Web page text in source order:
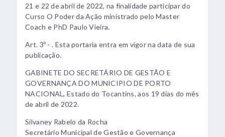
21 e 22 de abril de 2022, na finalidade participar do
Curso O Poder da Ação ministrado pelo Master
Coach e PhD Paulo Vieira.
Art. 3º - . Esta portaria entra em vigor na data de sua
publicação.
GABINETE DO SECRETÁRIO DE GESTÃO E
GOVERNANÇA DO MUNICIPIO DE PORTO
NACIONAL, Estado do Tocantins, aos 19 dias do mês
de abril de 2022.
Silvaney Rabelo da Rocha
Secretário Municipal de Gestão e Governança